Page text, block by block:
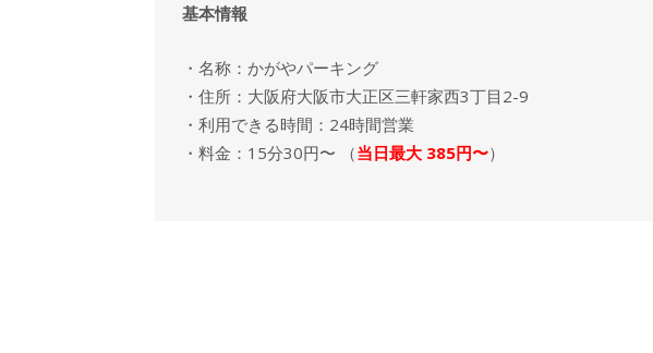
基本情報
・名称：かがやパーキング
・住所：大阪府大阪市大正区三軒家西3丁目2-9
・利用できる時間：24時間営業
・料金：15分30円〜 （当日最大 385円〜）